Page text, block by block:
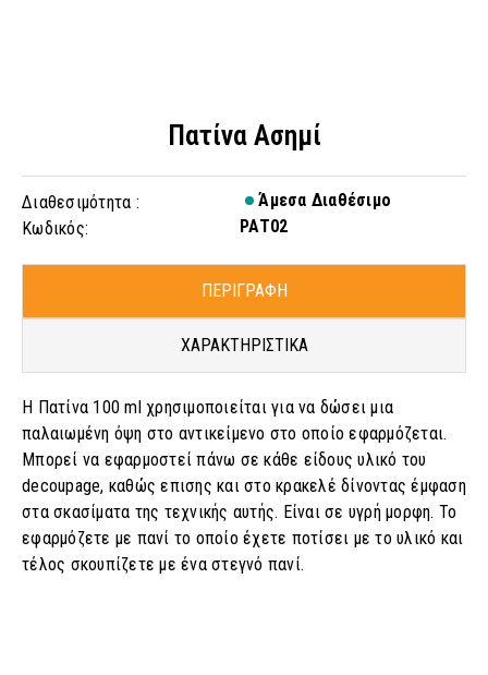
Πατίνα Ασημί
Διαθεσιμότητα :
Άμεσα Διαθέσιμο
Κωδικός:
PAT02
ΠΕΡΙΓΡΑΦΗ
ΧΑΡΑΚΤΗΡΙΣΤΙΚΑ
Η Πατίνα 100 ml χρησιμοποιείται για να δώσει μια
παλαιωμένη όψη στο αντικείμενο στο οποίο εφαρμόζεται.
Μπορεί να εφαρμοστεί πάνω σε κάθε είδους υλικό του
decoupage, καθώς επισης και στο κρακελέ δίνοντας έμφαση
στα σκασίματα της τεχνικής αυτής. Είναι σε υγρή μορφη. Το
εφαρμόζετε με πανί το οποίο έχετε ποτίσει με το υλικό και
τέλος σκουπίζετε με ένα στεγνό πανί.